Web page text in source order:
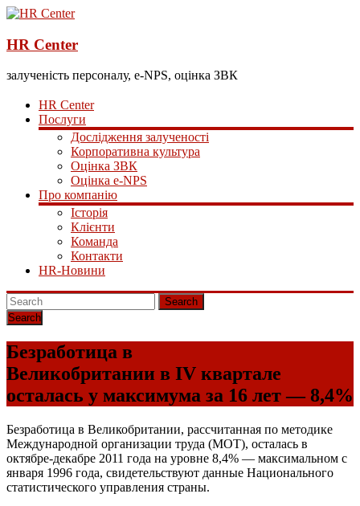
HR Center
залученість персоналу, e-NPS, оцінка ЗВК
HR Center
Послуги
Дослідження залученості
Корпоративна культура
Оцінка ЗВК
Оцінка e-NPS
Про компанію
Історія
Клієнти
Команда
Контакти
HR-Новини
Search
Безработица в
Великобритании в IV квартале
осталась у максимума за 16 лет — 8,4%
Безработица в Великобритании, рассчитанная по методике
Международной организации труда (МОТ), осталась в
октябре-декабре 2011 года на уровне 8,4% — максимальном с
января 1996 года, свидетельствуют данные Национального
статистического управления страны.